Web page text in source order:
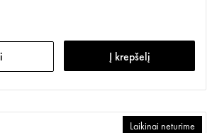
Į krepšelį
Laikinai neturime